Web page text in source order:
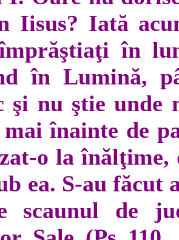
Iisus? Iată
în
în Lumină,
şi nu ştie unde
înainte de
o la
ea. S-au făcut
scaunul de